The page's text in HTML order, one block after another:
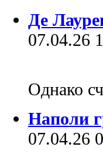
Де
07.04.26
Однако
Наполи
07.04.26